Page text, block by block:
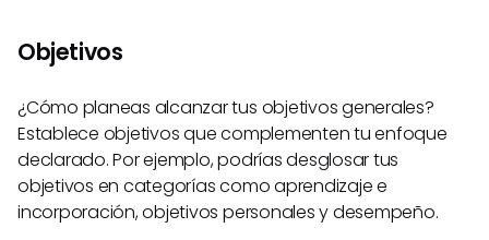
Objetivos
¿Cómo planeas alcanzar tus objetivos generales?
Establece objetivos que complementen tu enfoque
declarado. Por ejemplo, podrías desglosar tus
objetivos en categorías como aprendizaje e
incorporación, objetivos personales y desempeño.